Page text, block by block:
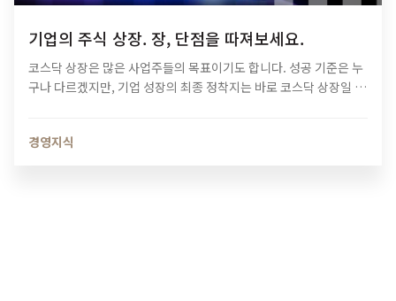
기업의 주식 상장. 장, 단점을 따져보세요.
코스닥 상장은 많은 사업주들의 목표이기도 합니다. 성공 기준은 누
구나 다르겠지만, 기업 성장의 최종 정착지는 바로 코스닥 상장일 테
경영지식